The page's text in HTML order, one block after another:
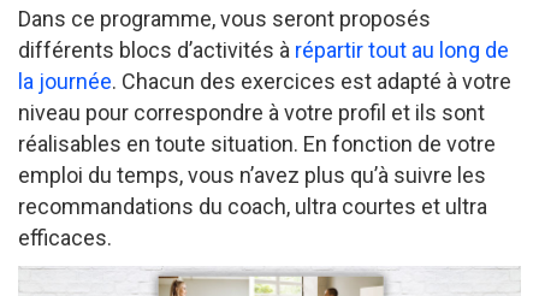
Dans ce programme, vous seront proposés
différents blocs d’activités à répartir tout au long de
la journée. Chacun des exercices est adapté à votre
niveau pour correspondre à votre profil et ils sont
réalisables en toute situation. En fonction de votre
emploi du temps, vous n’avez plus qu’à suivre les
recommandations du coach, ultra courtes et ultra
efficaces.